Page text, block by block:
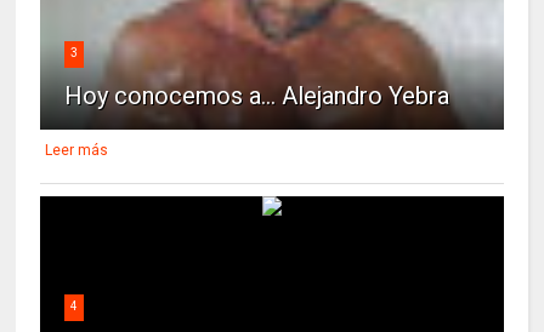
3
Hoy conocemos a... Alejandro Yebra
Leer más
4